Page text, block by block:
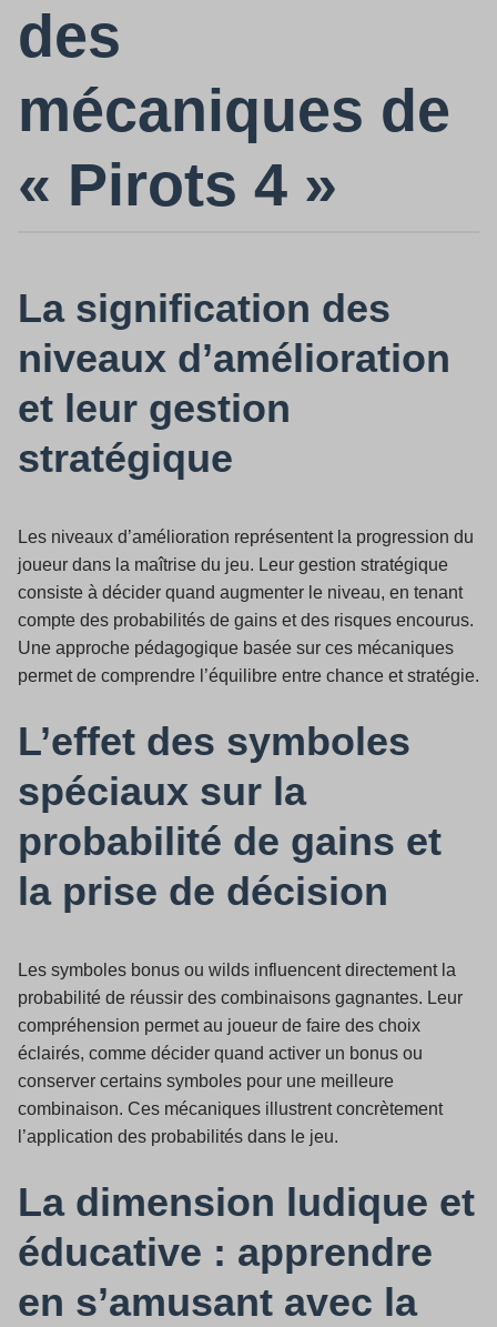
des
mécaniques de
« Pirots 4 »
La signification des
niveaux d’amélioration
et leur gestion
stratégique
Les niveaux d’amélioration représentent la progression du
joueur dans la maîtrise du jeu. Leur gestion stratégique
consiste à décider quand augmenter le niveau, en tenant
compte des probabilités de gains et des risques encourus.
Une approche pédagogique basée sur ces mécaniques
permet de comprendre l’équilibre entre chance et stratégie.
L’effet des symboles
spéciaux sur la
probabilité de gains et
la prise de décision
Les symboles bonus ou wilds influencent directement la
probabilité de réussir des combinaisons gagnantes. Leur
compréhension permet au joueur de faire des choix
éclairés, comme décider quand activer un bonus ou
conserver certains symboles pour une meilleure
combinaison. Ces mécaniques illustrent concrètement
l’application des probabilités dans le jeu.
La dimension ludique et
éducative : apprendre
en s’amusant avec la